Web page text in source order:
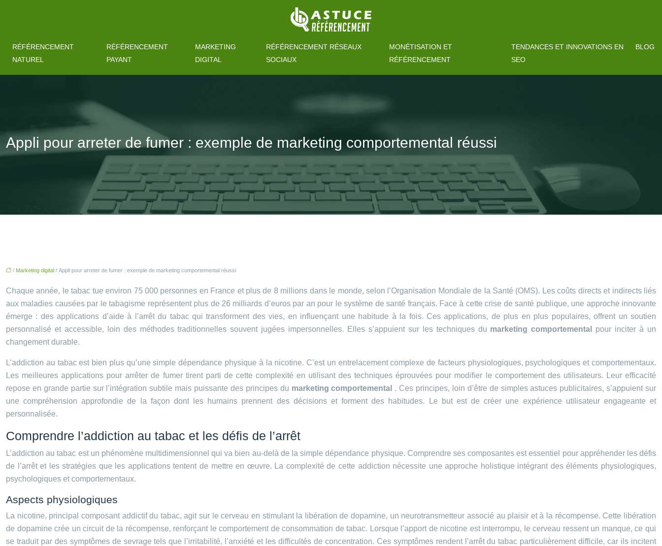
RÉFÉRENCEMENT
NATUREL
RÉFÉRENCEMENT
PAYANT
MARKETING
DIGITAL
RÉFÉRENCEMENT RÉSEAUX
SOCIAUX
MONÉTISATION ET
RÉFÉRENCEMENT
TENDANCES ET INNOVATIONS EN
SEO
BLOG
Appli pour arreter de fumer : exemple de marketing comportemental réussi
/ Marketing digital / Appli pour arreter de fumer : exemple de marketing comportemental réussi
Chaque année, le tabac tue environ 75 000 personnes en France et plus de 8 millions dans le monde, selon l’Organisation Mondiale de la Santé (OMS). Les coûts directs et indirects liés
aux maladies causées par le tabagisme représentent plus de 26 milliards d’euros par an pour le système de santé français. Face à cette crise de santé publique, une approche innovante
émerge : des applications d’aide à l’arrêt du tabac qui transforment des vies, en influençant une habitude à la fois. Ces applications, de plus en plus populaires, offrent un soutien
personnalisé et accessible, loin des méthodes traditionnelles souvent jugées impersonnelles. Elles s’appuient sur les techniques du marketing comportemental pour inciter à un
changement durable.
L’addiction au tabac est bien plus qu’une simple dépendance physique à la nicotine. C’est un entrelacement complexe de facteurs physiologiques, psychologiques et comportementaux.
Les meilleures applications pour arrêter de fumer tirent parti de cette complexité en utilisant des techniques éprouvées pour modifier le comportement des utilisateurs. Leur efficacité
repose en grande partie sur l’intégration subtile mais puissante des principes du marketing comportemental . Ces principes, loin d’être de simples astuces publicitaires, s’appuient sur
une compréhension approfondie de la façon dont les humains prennent des décisions et forment des habitudes. Le but est de créer une expérience utilisateur engageante et
personnalisée.
Comprendre l’addiction au tabac et les défis de l’arrêt
L’addiction au tabac est un phénomène multidimensionnel qui va bien au-delà de la simple dépendance physique. Comprendre ses composantes est essentiel pour appréhender les défis
de l’arrêt et les stratégies que les applications tentent de mettre en œuvre. La complexité de cette addiction nécessite une approche holistique intégrant des éléments physiologiques,
psychologiques et comportementaux.
Aspects physiologiques
La nicotine, principal composant addictif du tabac, agit sur le cerveau en stimulant la libération de dopamine, un neurotransmetteur associé au plaisir et à la récompense. Cette libération
de dopamine crée un circuit de la récompense, renforçant le comportement de consommation de tabac. Lorsque l’apport de nicotine est interrompu, le cerveau ressent un manque, ce qui
se traduit par des symptômes de sevrage tels que l’irritabilité, l’anxiété et les difficultés de concentration. Ces symptômes rendent l’arrêt du tabac particulièrement difficile, car ils incitent